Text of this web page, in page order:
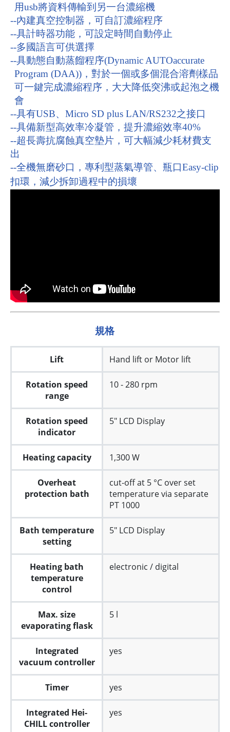
用usb將資料傳輸到另一台濃縮機
--內建真空控制器，可自訂濃縮程序
--具計時器功能，可設定時間自動停止
--多國語言可供選擇
--具動態自動蒸餾程序(Dynamic AUTOaccurate
Program (DAA)) ，對於一個或多個混合溶劑樣品
可一鍵完成濃縮程序，大大降低突沸或起泡之機
會
--具有USB、 Micro SD plus LAN/RS232之接口
--具備新型高效率冷凝管，提升濃縮效率40%
--超長壽抗腐蝕真空墊片，可大幅減少耗材費支
出
--全機無磨砂口，專利型蒸氣導管、瓶口Easy-clip
扣環，減少拆卸過程中的損壞
規格
Lift Hand lift or Motor lift
Rotation speed
range
10 - 280 rpm
Rotation speed
indicator
5" LCD Display
Heating capacity 1,300 W
Overheat
protection bath
cut-off at 5 °C over set
temperature via separate
PT 1000
Bath temperature
setting
5" LCD Display
Heating bath
temperature
control
electronic / digital
Max. size
evaporating flask
5 l
Integrated
vacuum controller
yes
Timer yes
Integrated Hei-
CHILL controller
yes